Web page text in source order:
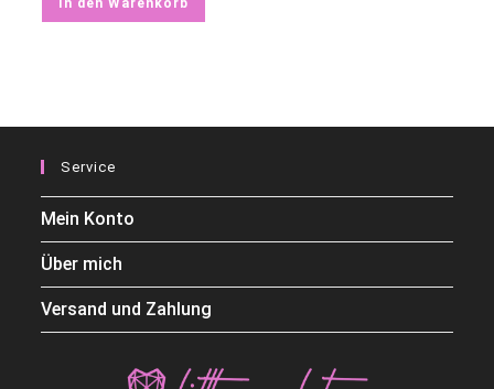
Service
Mein Konto
Über mich
Versand und Zahlung